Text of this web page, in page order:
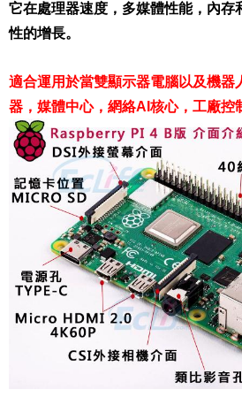
它在處理器速度，多媒體性能，內存
性的增長。
適合運用於當雙顯示器電腦以及機器
器，媒體中心，網絡AI核心，工廠控